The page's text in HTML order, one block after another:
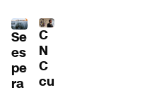
Se
es
pe
ra
C
N
C
cu